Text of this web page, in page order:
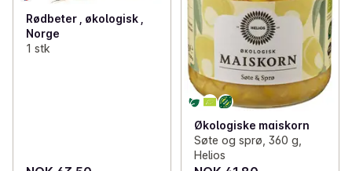
Rødbeter , økologisk ,
Norge
1 stk
Økologiske maiskorn
Søte og sprø, 360 g,
Helios